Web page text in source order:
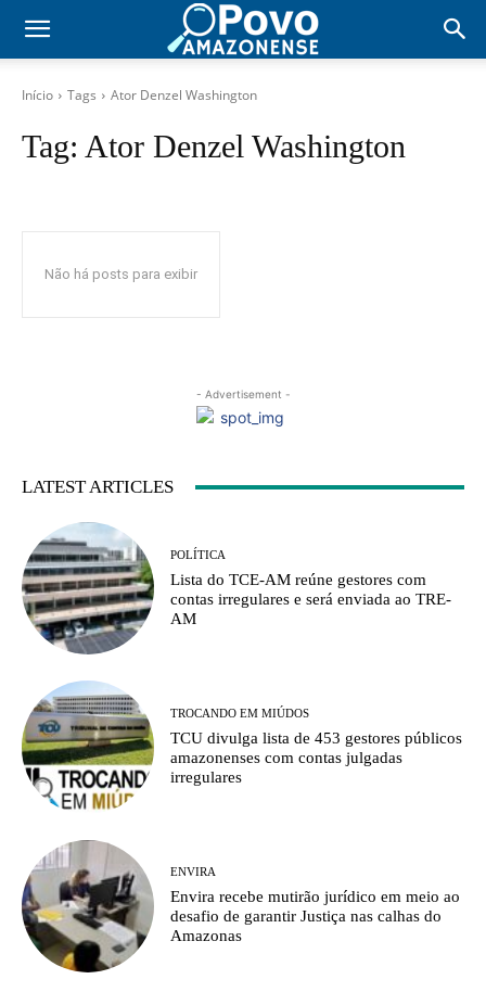
Início Tags Ator Denzel Washington
Tag: Ator Denzel Washington
Não há posts para exibir
- Advertisement -
LATEST ARTICLES
POLÍTICA
Lista do TCE-AM reúne gestores com
contas irregulares e será enviada ao TRE-
AM
TROCANDO EM MIÚDOS
TCU divulga lista de 453 gestores públicos
amazonenses com contas julgadas
irregulares
ENVIRA
Envira recebe mutirão jurídico em meio ao
desafio de garantir Justiça nas calhas do
Amazonas